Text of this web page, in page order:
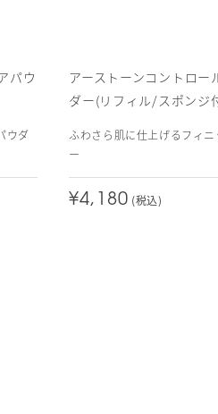
パウ
ウダ
アーストーンコントロー
ダー(リフィル/スポンジ
ふわさら肌に仕上げるフィ
ー
¥4,180 (税込)